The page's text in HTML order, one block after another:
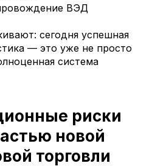
ВЭД
сегодня успешная
— это уже не просто
система
риски
новой
торговли